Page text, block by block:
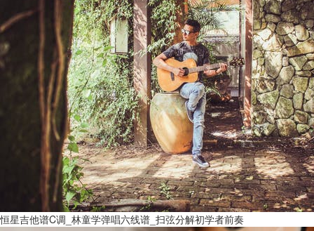
恒星吉他谱C调_林童学弹唱六线谱_扫弦分解初学者前奏